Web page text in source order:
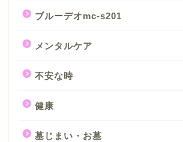
ブルーデオmc-s201
メンタルケア
不安な時
健康
墓じまい・お墓